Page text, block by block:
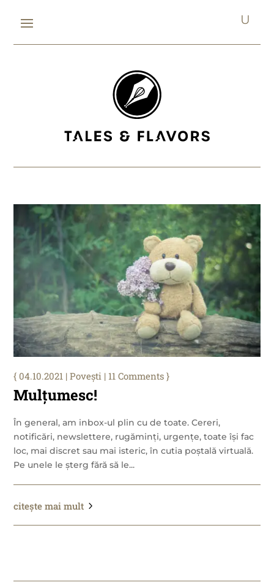
Mulțumesc!
04.10.2021 |Povești | 11 Comments
În general, am inbox-ul plin cu de toate. Cereri,
notificări, newslettere, rugăminți, urgențe, toate își fac
loc, mai discret sau mai isteric, în cutia poștală virtuală.
Pe unele le șterg fără să le...
citește mai mult